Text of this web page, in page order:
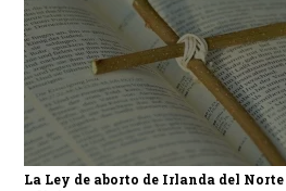
La Ley de aborto de Irlanda del